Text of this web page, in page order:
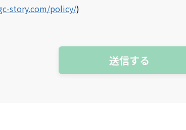
story.com/policy/)